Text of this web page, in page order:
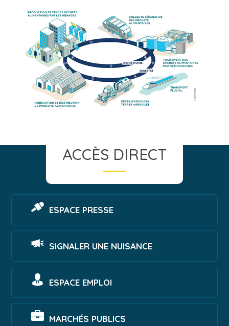
ACCÈS DIRECT
ESPACE PRESSE
SIGNALER UNE NUISANCE
ESPACE EMPLOI
MARCHÉS PUBLICS